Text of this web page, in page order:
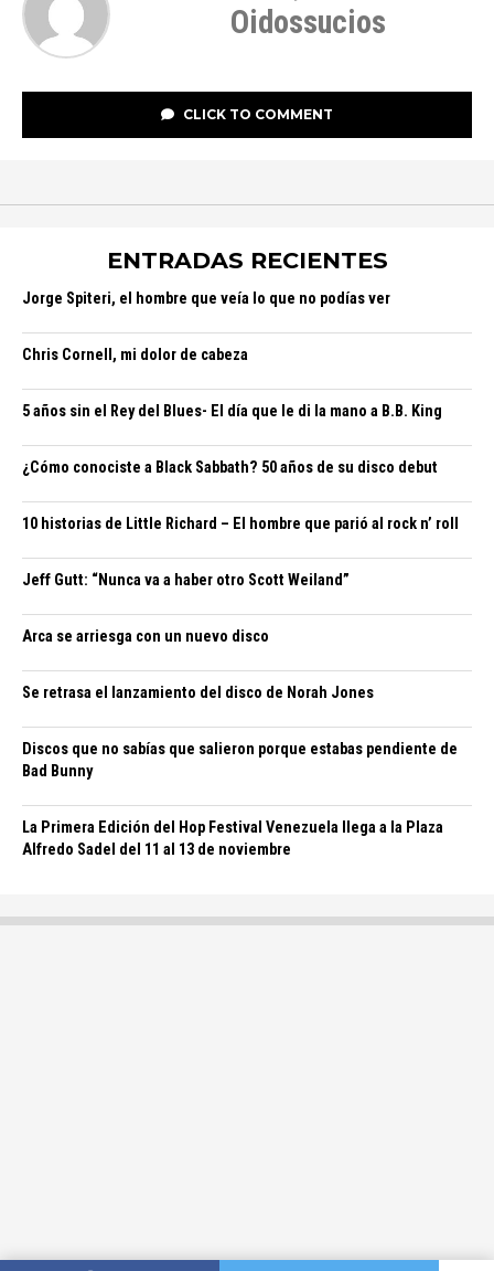
Oidossucios
CLICK TO COMMENT
ENTRADAS RECIENTES
Jorge Spiteri, el hombre que veía lo que no podías ver
Chris Cornell, mi dolor de cabeza
5 años sin el Rey del Blues- El día que le di la mano a B.B. King
¿Cómo conociste a Black Sabbath? 50 años de su disco debut
10 historias de Little Richard – El hombre que parió al rock n’ roll
Jeff Gutt: “Nunca va a haber otro Scott Weiland”
Arca se arriesga con un nuevo disco
Se retrasa el lanzamiento del disco de Norah Jones
Discos que no sabías que salieron porque estabas pendiente de
Bad Bunny
La Primera Edición del Hop Festival Venezuela llega a la Plaza
Alfredo Sadel del 11 al 13 de noviembre